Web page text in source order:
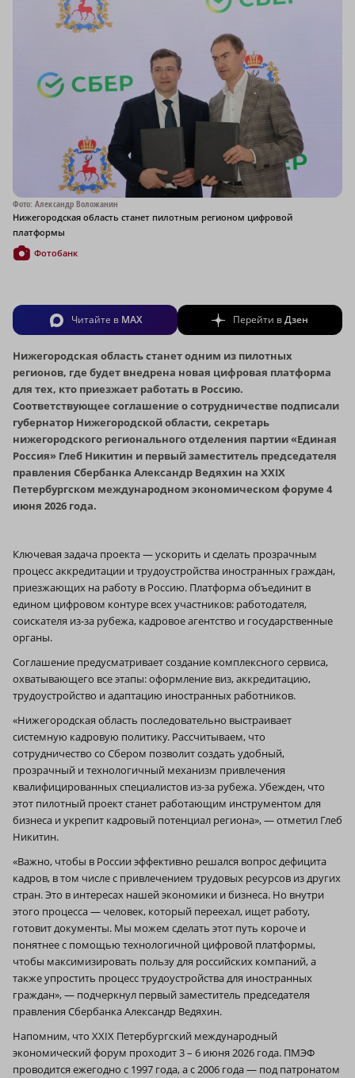
Фото: Александр Воложанин
Нижегородская область станет пилотным регионом цифровой
платформы
Фотобанк
Читайте в MAX Перейти вДзен
Нижегородская область станет одним из пилотных
регионов, где будет внедрена новая цифровая платформа
для тех, кто приезжает работать в Россию.
Соответствующее соглашение о сотрудничестве подписали
губернатор Нижегородской области, секретарь
нижегородского регионального отделения партии «Единая
Россия» Глеб Никитин и первый заместитель председателя
правления Сбербанка Александр Ведяхин на XXIX
Петербургском международном экономическом форуме 4
июня 2026 года.
Ключевая задача проекта — ускорить и сделать прозрачным
процесс аккредитации и трудоустройства иностранных граждан,
приезжающих на работу в Россию. Платформа объединит в
едином цифровом контуре всех участников: работодателя,
соискателя из-за рубежа, кадровое агентство и государственные
органы.
Соглашение предусматривает создание комплексного сервиса,
охватывающего все этапы: оформление виз, аккредитацию,
трудоустройство и адаптацию иностранных работников.
«Нижегородская область последовательно выстраивает
системную кадровую политику. Рассчитываем, что
сотрудничество со Сбером позволит создать удобный,
прозрачный и технологичный механизм привлечения
квалифицированных специалистов из-за рубежа. Убежден, что
этот пилотный проект станет работающим инструментом для
бизнеса и укрепит кадровый потенциал региона», — отметил Глеб
Никитин.
«Важно, чтобы в России эффективно решался вопрос дефицита
кадров, в том числе с привлечением трудовых ресурсов из других
стран. Это в интересах нашей экономики и бизнеса. Но внутри
этого процесса — человек, который переехал, ищет работу,
готовит документы. Мы можем сделать этот путь короче и
понятнее с помощью технологичной цифровой платформы,
чтобы максимизировать пользу для российских компаний, а
также упростить процесс трудоустройства для иностранных
граждан», — подчеркнул первый заместитель председателя
правления Сбербанка Александр Ведяхин.
Напомним, что XXIX Петербургский международный
экономический форум проходит 3 – 6 июня 2026 года. ПМЭФ
проводится ежегодно с 1997 года, а с 2006 года — под патронатом